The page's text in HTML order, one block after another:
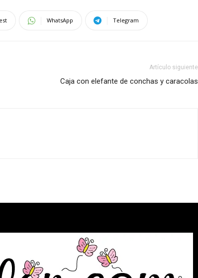
WhatsApp Telegram
Artículo siguiente
Caja con elefante de conchas y caracolas